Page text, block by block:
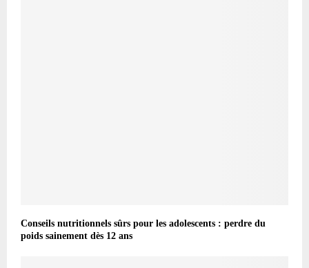
Conseils nutritionnels sûrs pour les adolescents : perdre du
poids sainement dès 12 ans